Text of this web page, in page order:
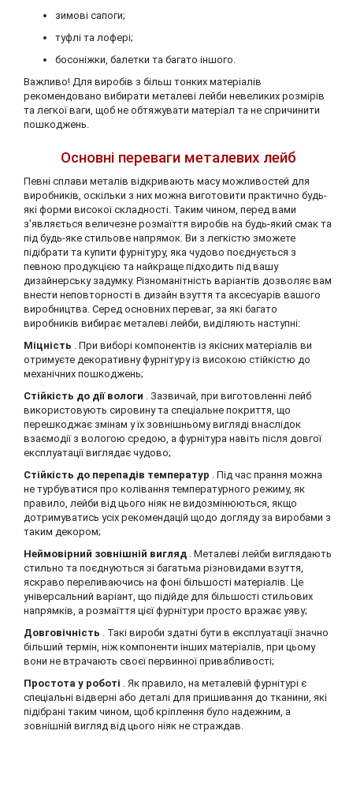
зимові сапоги;
туфлі та лофері;
босоніжки, балетки та багато іншого.
Важливо! Для виробів з більш тонких матеріалів
рекомендовано вибирати металеві лейби невеликих розмірів
та легкої ваги, щоб не обтяжувати матеріал та не спричинити
пошкоджень.
Основні переваги металевих лейб
Певні сплави металів відкривають масу можливостей для
виробників, оскільки з них можна виготовити практично будь-
які форми високої складності. Таким чином, перед вами
з'являється величезне розмаїття виробів на будь-який смак та
під будь-яке стильове напрямок. Ви з легкістю зможете
підібрати та купити фурнітуру, яка чудово поєднується з
певною продукцією та найкраще підходить під вашу
дизайнерську задумку. Різноманітність варіантів дозволяє вам
внести неповторності в дизайн взуття та аксесуарів вашого
виробництва. Серед основних переваг, за які багато
виробників вибирає металеві лейби, виділяють наступні:
Міцність . При виборі компонентів із якісних матеріалів ви
отримуєте декоративну фурнітуру із високою стійкістю до
механічних пошкоджень;
Стійкість до дії вологи . Зазвичай, при виготовленні лейб
використовують сировину та спеціальне покриття, що
перешкоджає змінам у їх зовнішньому вигляді внаслідок
взаємодії з вологою средою, а фурнітура навіть після довгої
експлуатації виглядає чудово;
Стійкість до перепадів температур . Під час прання можна
не турбуватися про колівання температурного режиму, як
правило, лейби від цього ніяк не видозмінюються, якщо
дотримуватись усіх рекомендацій щодо догляду за виробами з
таким декором;
Неймовірний зовнішній вигляд . Металеві лейби виглядають
стильно та поєднуються зі багатьма різновидами взуття,
яскраво переливаючись на фоні більшості матеріалів. Це
універсальний варіант, що підійде для більшості стильових
напрямків, а розмаїття цієї фурнітури просто вражає уяву;
Довговічність . Такі вироби здатні бути в експлуатації значно
більший термін, ніж компоненти інших матеріалів, при цьому
вони не втрачають своєї первинної привабливості;
Простота у роботі . Як правило, на металевій фурнітурі є
спеціальні відверні або деталі для пришивання до тканини, які
підібрані таким чином, щоб кріплення було надежним, а
зовнішній вигляд від цього ніяк не страждав.